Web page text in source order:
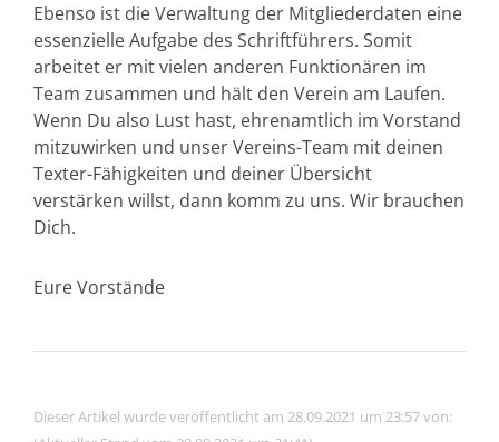
Ebenso ist die Verwaltung der Mitgliederdaten eine
essenzielle Aufgabe des Schriftführers. Somit
arbeitet er mit vielen anderen Funktionären im
Team zusammen und hält den Verein am Laufen.
Wenn Du also Lust hast, ehrenamtlich im Vorstand
mitzuwirken und unser Vereins-Team mit deinen
Texter-Fähigkeiten und deiner Übersicht
verstärken willst, dann komm zu uns. Wir brauchen
Dich.
Eure Vorstände
Dieser Artikel wurde veröffentlicht am 28.09.2021 um 23:57 von: